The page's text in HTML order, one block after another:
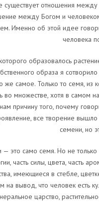
существует отношения
между Богом и
Именно об этой идее
человека
образовалось
образа я
же самое. Только то семя, из
во множестве, хотя в самом
причину того, почему
все творение
семени, но
это само семя. Но не только
часть силы, цвета, часть
имеющиеся в стебле,
на вывод, что человек есть
царство,